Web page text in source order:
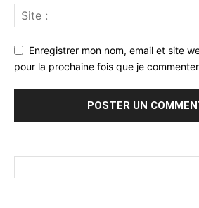
Enregistrer mon nom, email et site
pour la prochaine fois que je